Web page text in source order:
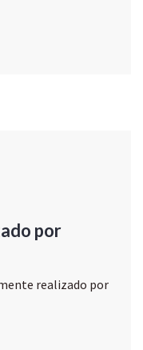
por
realizado por